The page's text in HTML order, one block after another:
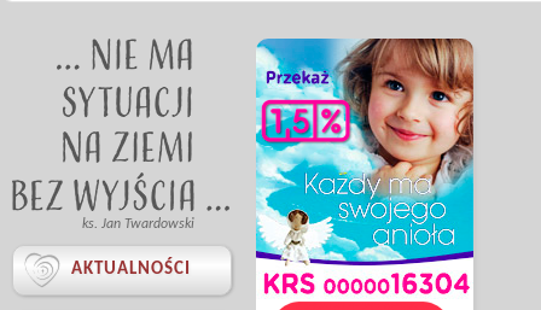
ks. Jan Twardowski
 AKTUALNOŚCI